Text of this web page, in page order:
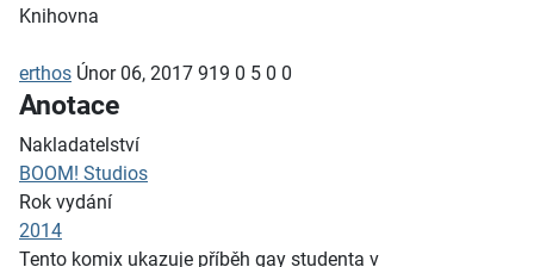
Knihovna
erthos Únor 06, 2017 919 0 5 0 0
Anotace
Nakladatelství
BOOM! Studios
Rok vydání
2014
Tento komix ukazuje příběh gay studenta v